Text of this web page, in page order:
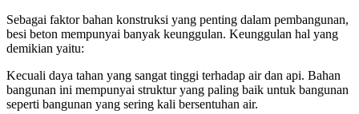
Sebagai faktor bahan konstruksi yang penting dalam pembangunan,
besi beton mempunyai banyak keunggulan. Keunggulan hal yang
demikian yaitu:
Kecuali daya tahan yang sangat tinggi terhadap air dan api. Bahan
bangunan ini mempunyai struktur yang paling baik untuk bangunan
seperti bangunan yang sering kali bersentuhan air.